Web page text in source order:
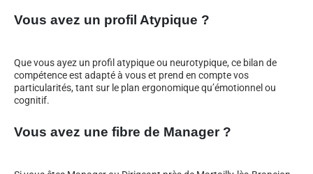
Vous avez un profil Atypique ?
Que vous ayez un profil atypique ou neurotypique, ce bilan de
compétence est adapté à vous et prend en compte vos
particularités, tant sur le plan ergonomique qu’émotionnel ou
cognitif.
Vous avez une fibre de Manager ?